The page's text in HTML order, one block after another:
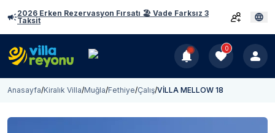
2026 Erken Rezervasyon Fırsatı 🏖️ Vade Farksız 3
Taksit
0
Anasayfa/Kiralık Villa/Muğla/Fethiye/Çalış/VİLLA MELLOW 18